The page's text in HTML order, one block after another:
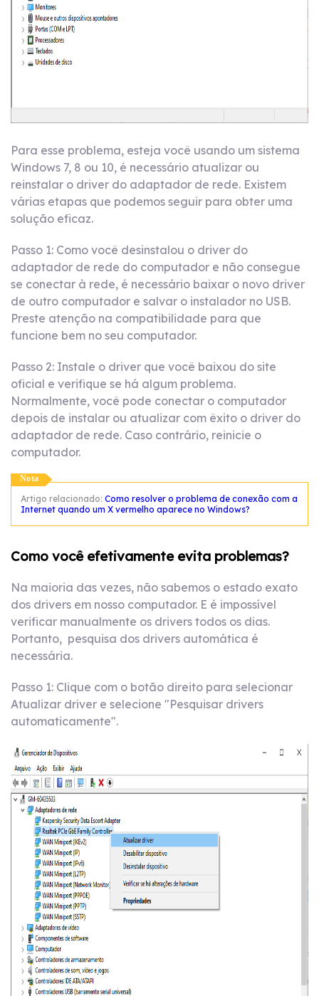
Para esse problema, esteja você usando um sistema
Windows 7, 8 ou 10, é necessário atualizar ou
reinstalar o driver do adaptador de rede. Existem
várias etapas que podemos seguir para obter uma
solução eficaz.
Passo 1: Como você desinstalou o driver do
adaptador de rede do computador e não consegue
se conectar à rede, é necessário baixar o novo driver
de outro computador e salvar o instalador no USB.
Preste atenção na compatibilidade para que
funcione bem no seu computador.
Passo 2: Instale o driver que você baixou do site
oficial e verifique se há algum problema.
Normalmente, você pode conectar o computador
depois de instalar ou atualizar com êxito o driver do
adaptador de rede. Caso contrário, reinicie o
computador.
Nota
Artigo relacionado: Como resolver o problema de conexão com a
Internet quando um X vermelho aparece no Windows?
Como você efetivamente evita problemas?
Na maioria das vezes, não sabemos o estado exato
dos drivers em nosso computador. E é impossível
verificar manualmente os drivers todos os dias.
Portanto, pesquisa dos drivers automática é
necessária.
Passo 1: Clique com o botão direito para selecionar
Atualizar driver e selecione "Pesquisar drivers
automaticamente".